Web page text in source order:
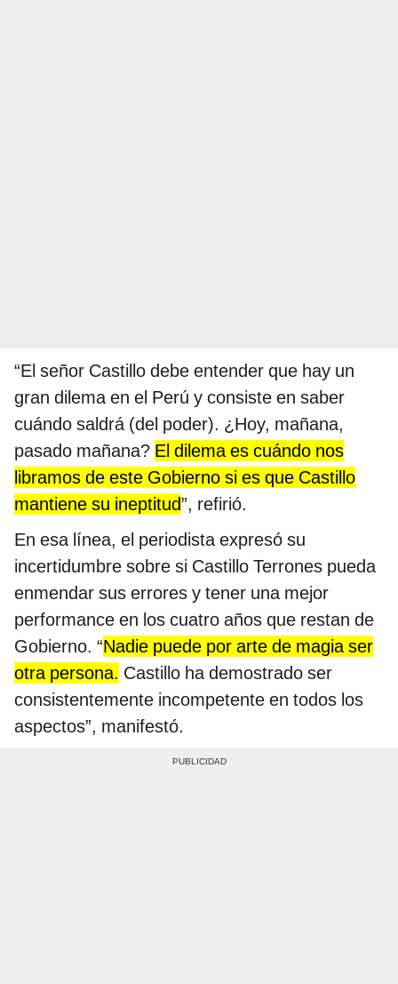
“El señor Castillo debe entender que hay un
gran dilema en el Perú y consiste en saber
cuándo saldrá (del poder). ¿Hoy, mañana,
pasado mañana? El dilema es cuándo nos
libramos de este Gobierno si es que Castillo
mantiene su ineptitud”, refirió.
En esa línea, el periodista expresó su
incertidumbre sobre si Castillo Terrones pueda
enmendar sus errores y tener una mejor
performance en los cuatro años que restan de
Gobierno. “Nadie puede por arte de magia ser
otra persona. Castillo ha demostrado ser
consistentemente incompetente en todos los
aspectos”, manifestó.